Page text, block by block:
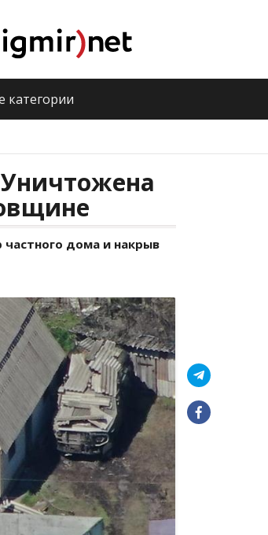
категории
частного дома и накрыв